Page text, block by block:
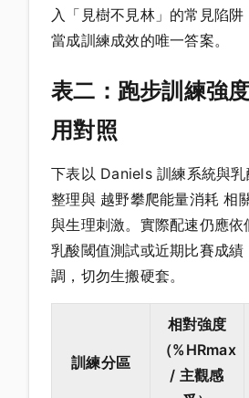
入「見樹不見林」的常見陷
當成訓練成效的唯一答案。
表二：跑步訓練強
用對照
下表以 Daniels 訓練系統與乳
整理與 越野攀爬能量消耗 相
與生理刺激。實際配速仍應依
乳酸閾值測試或近期比賽成績
調，切勿生搬硬套。
訓練分區
相對強度
（%HRmax
/ 主觀感